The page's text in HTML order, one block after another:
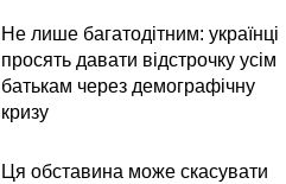
Не лише багатодітним: українці
просять давати відстрочку усім
батькам через демографічну
кризу
Ця обставина може скасувати